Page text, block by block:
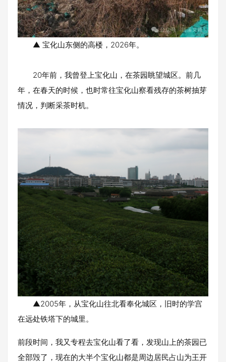
▲ 宝化山东侧的高楼，2026年。
20年前，我曾登上宝化山，在茶园眺望城区。前几
年，在春天的时候，也时常往宝化山察看残存的茶树抽芽
情况，判断采茶时机。
▲2005年，从宝化山往北看奉化城区，旧时的学宫
在远处铁塔下的城里。
前段时间，我又专程去宝化山看了看，发现山上的茶园已
全部毁了，现在的大半个宝化山都是周边居民占山为王开